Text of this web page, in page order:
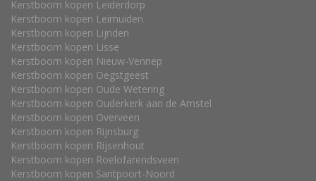
Kerstboom kopen Leiderdorp
Kerstboom kopen Leimuiden
Kerstboom kopen Lijnden
Kerstboom kopen Lisse
Kerstboom kopen Nieuw-Vennep
Kerstboom kopen Oegstgeest
Kerstboom kopen Oude Wetering
Kerstboom kopen Ouderkerk aan de Amstel
Kerstboom kopen Overveen
Kerstboom kopen Rijnsburg
Kerstboom kopen Rijsenhout
Kerstboom kopen Roelofarendsveen
Kerstboom kopen Santpoort-Noord